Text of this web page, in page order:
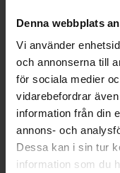
Denna webbplats
Vi använder
och annonserna till
för sociala medier
vidarebefordrar
information från din
annons- och
Dessa kan i sin tur
information som du
Element för mätning